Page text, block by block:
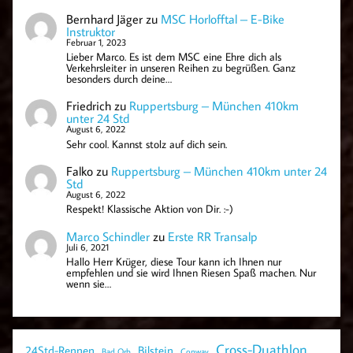
Bernhard Jäger zu MSC Horlofftal – E-Bike
Instruktor
Februar 1, 2023
Lieber Marco. Es ist dem MSC eine Ehre dich als
Verkehrsleiter in unseren Reihen zu begrüßen. Ganz
besonders durch deine…
Friedrich zu Ruppertsburg – München 410km
unter 24 Std
August 6, 2022
Sehr cool. Kannst stolz auf dich sein.
Falko zu Ruppertsburg – München 410km unter 24
Std
August 6, 2022
Respekt! Klassische Aktion von Dir. :-)
Marco Schindler zu Erste RR Transalp
Juli 6, 2021
Hallo Herr Krüger, diese Tour kann ich Ihnen nur
empfehlen und sie wird Ihnen Riesen Spaß machen. Nur
wenn sie…